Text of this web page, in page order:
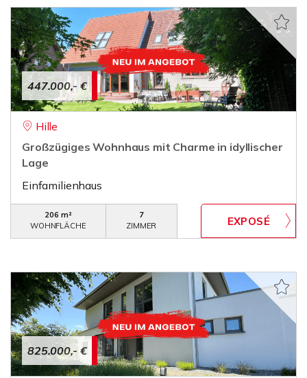
447.000,- €
Hille
Großzügiges Wohnhaus mit Charme in idyllischer
Lage
Einfamilienhaus
206 m²
WOHNFLÄCHE
7
ZIMMER
825.000,- €